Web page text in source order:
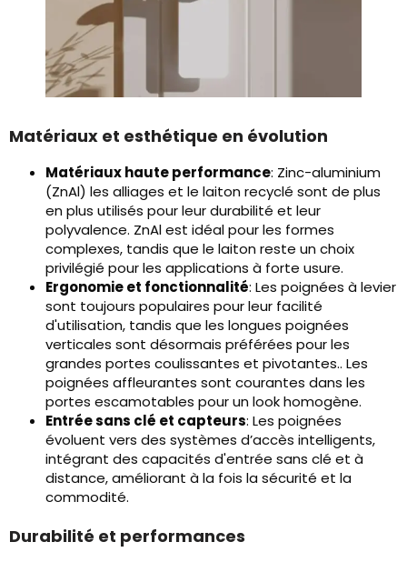
Matériaux et esthétique en évolution
Matériaux haute performance: Zinc-aluminium
(ZnAl) les alliages et le laiton recyclé sont de plus
en plus utilisés pour leur durabilité et leur
polyvalence. ZnAl est idéal pour les formes
complexes, tandis que le laiton reste un choix
privilégié pour les applications à forte usure.
Ergonomie et fonctionnalité: Les poignées à levier
sont toujours populaires pour leur facilité
d'utilisation, tandis que les longues poignées
verticales sont désormais préférées pour les
grandes portes coulissantes et pivotantes.. Les
poignées affleurantes sont courantes dans les
portes escamotables pour un look homogène.
Entrée sans clé et capteurs: Les poignées
évoluent vers des systèmes d’accès intelligents,
intégrant des capacités d'entrée sans clé et à
distance, améliorant à la fois la sécurité et la
commodité.
Durabilité et performances